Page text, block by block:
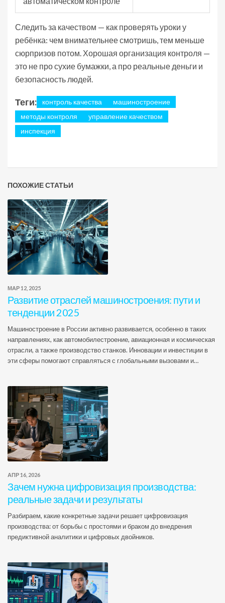
Следить за качеством — как проверять уроки у
ребёнка: чем внимательнее смотришь, тем меньше
сюрпризов потом. Хорошая организация контроля —
это не про сухие бумажки, а про реальные деньги и
безопасность людей.
Теги: контроль качества
машиностроение
методы контроля
управление качеством
инспекция
ПОХОЖИЕ СТАТЬИ
МАР 12, 2025
Развитие отраслей машиностроения: пути и
тенденции 2025
Машиностроение в России активно развивается, особенно в таких
направлениях, как автомобилестроение, авиационная и космическая
отрасли, а также производство станков. Инновации и инвестиции в
эти сферы помогают справляться с глобальными вызовами и
советы для тех, кто связан с индустрией. Уделяется внимание тому,
какие изменения влияют на рынок и как компании адаптируются к
новым реалиям.
АПР 16, 2026
Зачем нужна цифровизация производства:
реальные задачи и результаты
Разбираем, какие конкретные задачи решает цифровизация
производства: от борьбы с простоями и браком до внедрения
предиктивной аналитики и цифровых двойников.